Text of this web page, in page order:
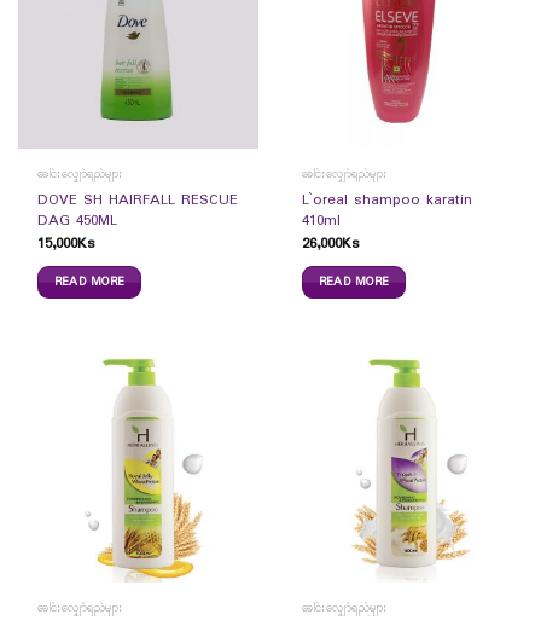
ခေါင်းလျှော်ရည်များ
DOVE SH HAIRFALL RESCUE
DAG 450ML
15,000Ks
READ MORE
ခေါင်းလျှော်ရည်များ
L`oreal shampoo karatin
410ml
26,000Ks
READ MORE
ခေါင်းလျှော်ရည်များ ခေါင်းလျှော်ရည်များ